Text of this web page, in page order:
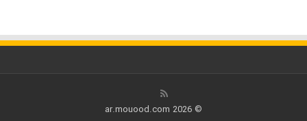
© 2026 ar.mouood.com